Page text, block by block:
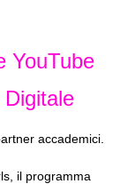
YouTube
accademici.
il programma